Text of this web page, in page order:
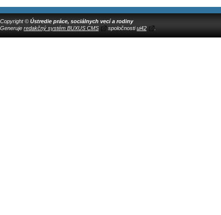
Copyright © Ústredie práce, sociálnych vecí a rodiny
Generuje redakčný systém BUXUS CMS spoločnostiui42